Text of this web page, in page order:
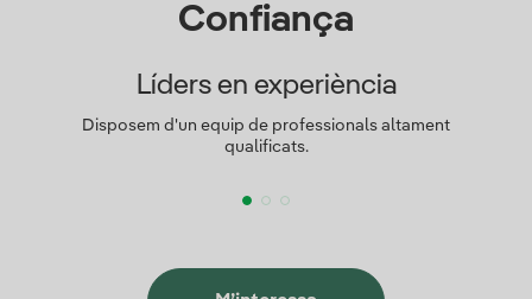
Confiança
Líders en experiència
Disposem d'un equip de professionals altament
qualificats.